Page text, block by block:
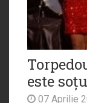
este
07 Aprilie